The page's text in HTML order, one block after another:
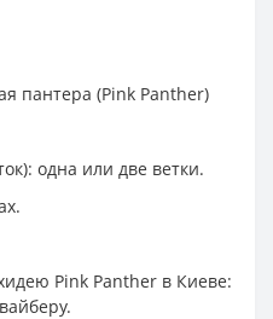
пантера (Pink Panther)
одна или две ветки.
Pink Panther в Киеве: